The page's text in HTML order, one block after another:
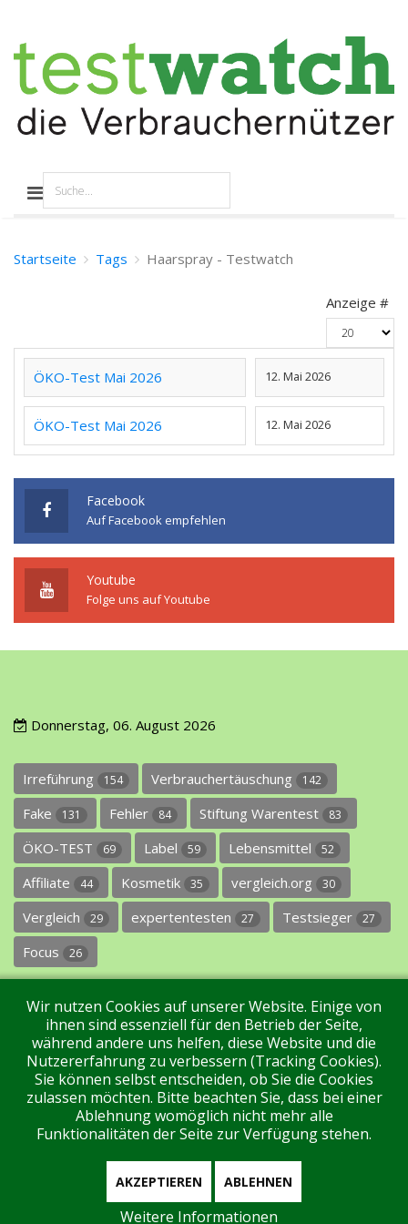
Startseite Tags Haarspray - Testwatch
Anzeige #
ÖKO-Test Mai 2026 12. Mai 2026
ÖKO-Test Mai 2026 12. Mai 2026
Facebook
Auf Facebook empfehlen
Youtube
Folge uns auf Youtube
Donnerstag, 06. August 2026
Irreführung 154 Verbrauchertäuschung 142
Fake 131 Fehler 84 Stiftung Warentest 83
ÖKO-TEST 69 Label 59 Lebensmittel 52
Affiliate 44 Kosmetik 35 vergleich.org 30
Vergleich 29 expertentesten 27 Testsieger 27
Focus 26
Impressum Datenschutz Über uns Kontakt
Tags Unterstützen Sie uns! Login
Aktuell sind 336 Gäste und keine Mitglieder online
Wir nutzen Cookies auf unserer Website. Einige von
ihnen sind essenziell für den Betrieb der Seite,
während andere uns helfen, diese Website und die
Nutzererfahrung zu verbessern (Tracking Cookies).
Sie können selbst entscheiden, ob Sie die Cookies
zulassen möchten. Bitte beachten Sie, dass bei einer
Ablehnung womöglich nicht mehr alle
Funktionalitäten der Seite zur Verfügung stehen.
AKZEPTIEREN ABLEHNEN
Weitere Informationen